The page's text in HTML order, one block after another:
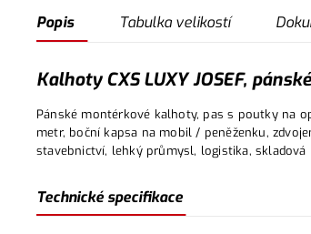
Popis Tabulka velikostí
Kalhoty CXS LUXY JOSEF,
Pánské montérkové kalhoty, pas s poutky na
metr, boční kapsa na mobil / peněženku,
stavebnictví, lehký průmysl, logistika, skladová
Technické specifikace